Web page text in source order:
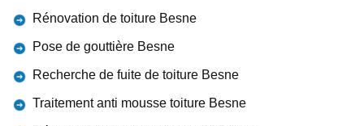
Rénovation de toiture Besne
Pose de gouttière Besne
Recherche de fuite de toiture Besne
Traitement anti mousse toiture Besne